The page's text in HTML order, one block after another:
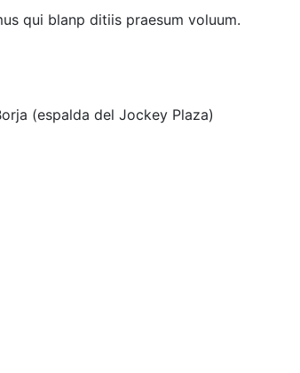
qui blanp ditiis praesum voluum.
(espalda del Jockey Plaza)